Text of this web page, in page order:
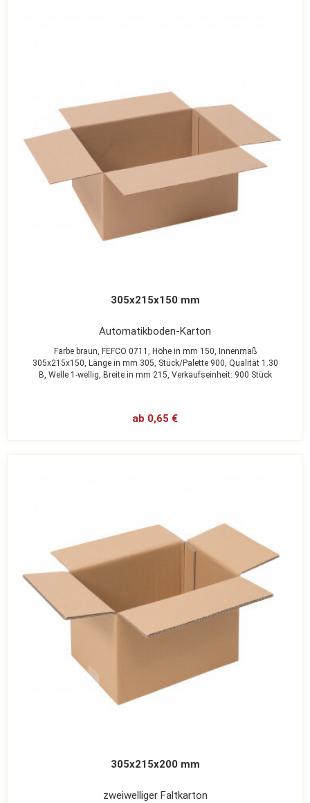
305x215x150 mm
Automatikboden-Karton
Farbe braun, FEFCO 0711, Höhe in mm 150, Innenmaß
305x215x150, Länge in mm 305, Stück/Palette 900, Qualität 1.30
B, Welle 1-wellig, Breite in mm 215, Verkaufseinheit: 900 Stück
ab 0,65 €
305x215x200 mm
zweiwelliger Faltkarton